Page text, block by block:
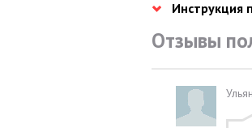
Инструкция
Отзывы